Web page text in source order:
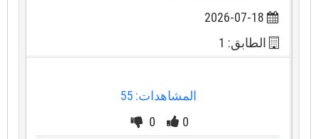
2026-07-18
الطابق: 1
المشاهدات: 55
0
0